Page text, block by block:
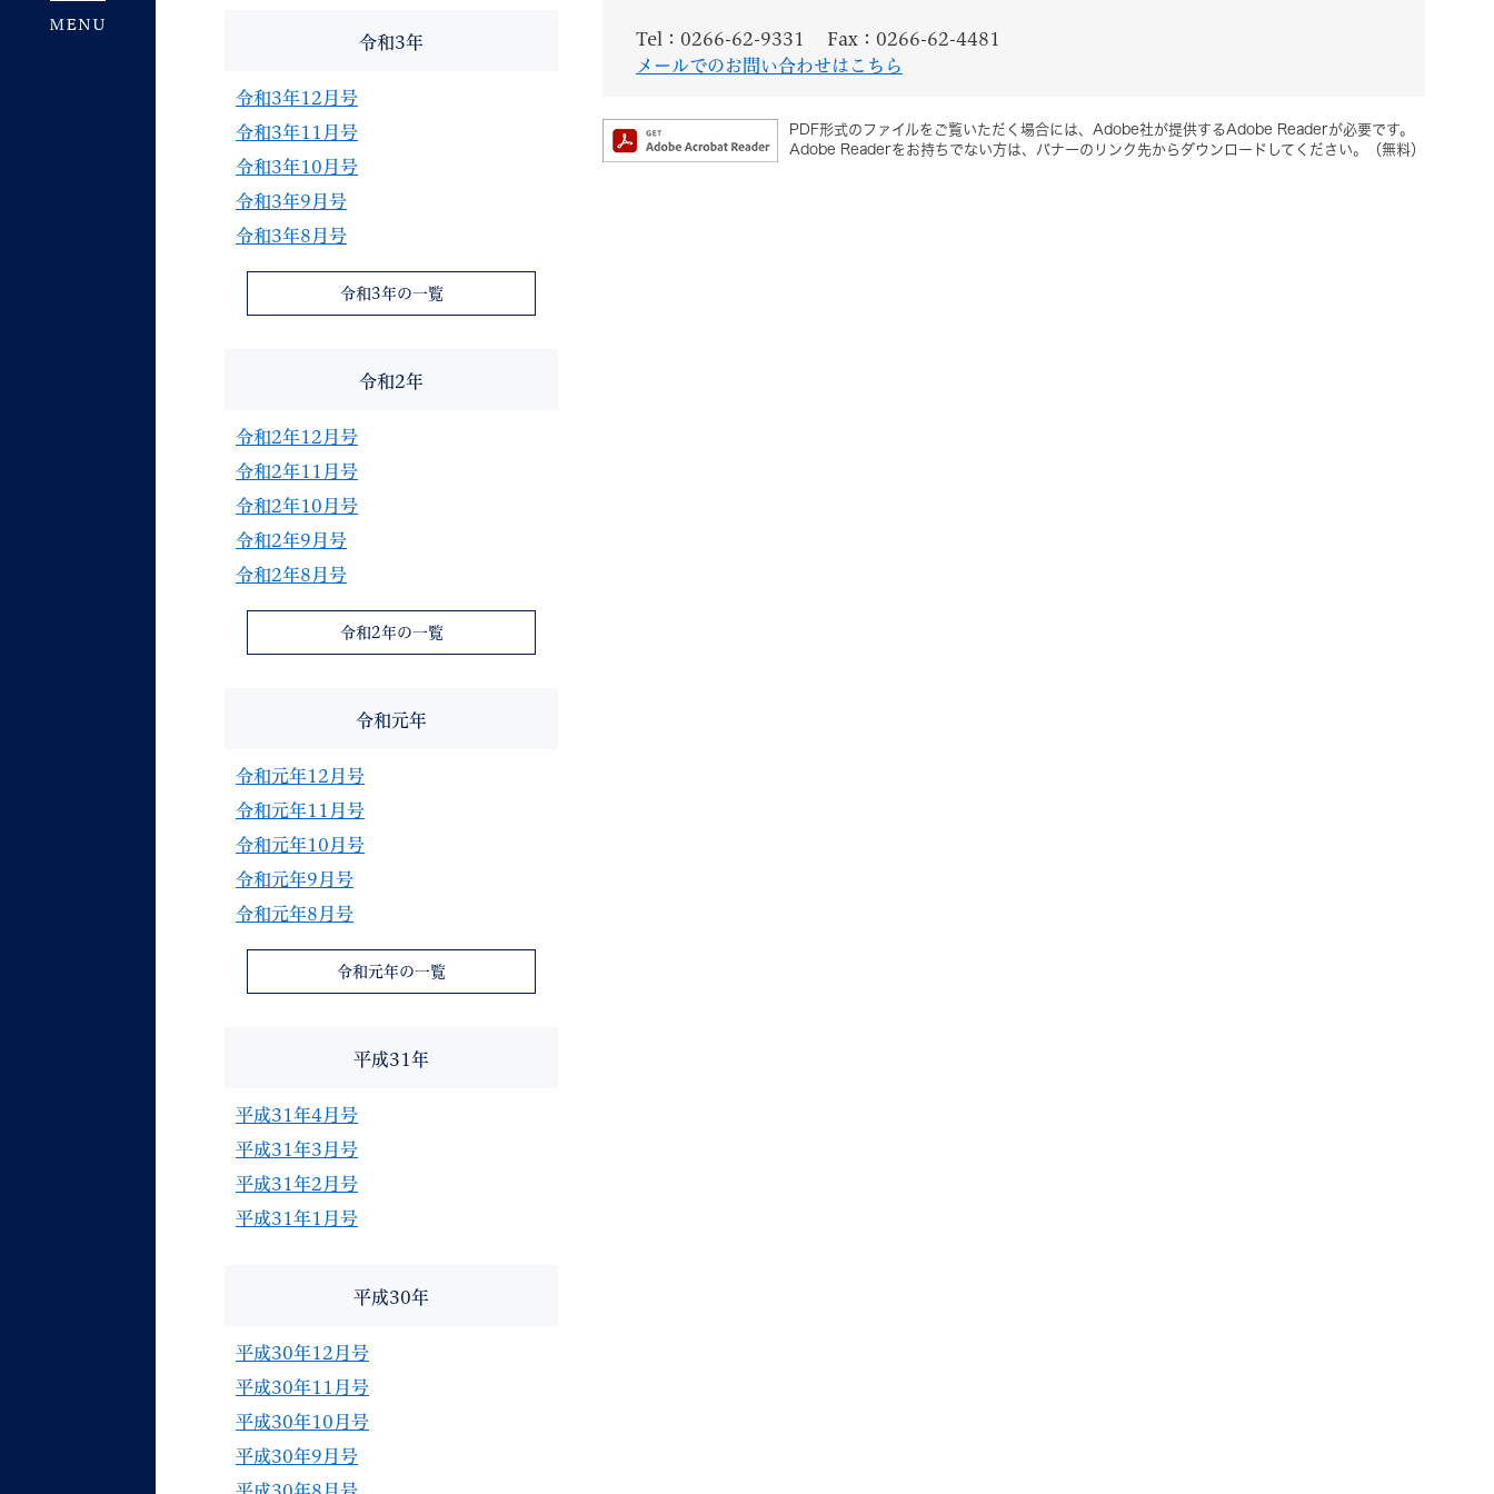
Tel：0266-62-9331
Fax：0266-62-4481
メールでのお問い合わせはこちら
PDF形式のファイルをご覧いただく場合には、Adobe社が提供するAdobe Readerが必要です。
Adobe Readerをお持ちでない方は、バナーのリンク先からダウンロードしてください。（無料）
令和3年
令和3年12月号
令和3年11月号
令和3年10月号
令和3年9月号
令和3年8月号
令和3年の一覧
令和2年
令和2年12月号
令和2年11月号
令和2年10月号
令和2年9月号
令和2年8月号
令和2年の一覧
令和元年
令和元年12月号
令和元年11月号
令和元年10月号
令和元年9月号
令和元年8月号
令和元年の一覧
平成31年
平成31年4月号
平成31年3月号
平成31年2月号
平成31年1月号
平成30年
平成30年12月号
平成30年11月号
平成30年10月号
平成30年9月号